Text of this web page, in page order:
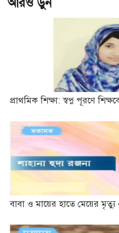
প্রাথমিক শিক্ষা: স্বপ্ন পূরণে
বাবা ও মায়ের হাতে মেয়ের মৃত্যু